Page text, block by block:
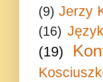
(9) Jerzy
(16) Język
(19)